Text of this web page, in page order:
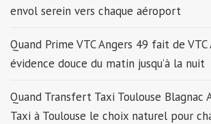
envol serein vers chaque aéroport
Quand Prime VTC Angers 49 fait de VTC
évidence douce du matin jusqu’à la nuit
Quand Transfert Taxi Toulouse
Taxi à Toulouse le choix naturel pour